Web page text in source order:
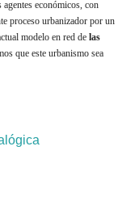
económicos, con
proceso urbanizador por un
modelo en red de las
que este urbanismo sea